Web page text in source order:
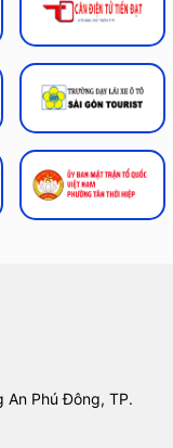
An Phú Đông, TP.